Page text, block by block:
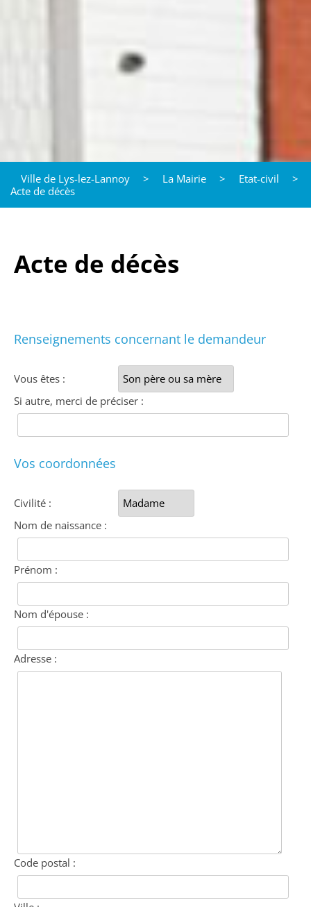
Ville de Lys-lez-Lannoy > La Mairie > Etat-civil
>
Acte de décès
Acte de décès
Renseignements concernant le demandeur
Vous êtes :
Si autre, merci de préciser :
Vos coordonnées
Civilité :
Nom de naissance :
Prénom :
Nom d'épouse :
Adresse :
Code postal :